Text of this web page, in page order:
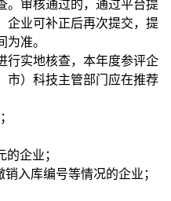
企业可补正后再次提交，提
准。
行实地核查，本年度参评企
市）科技主管部门应在推荐
企业；
入库编号等情况的企业；